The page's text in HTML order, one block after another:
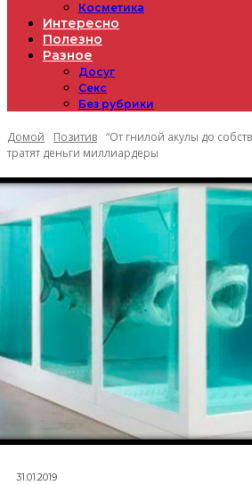
Косметика
Интересно
Полезно
Разное
Досуг
Секс
Без рубрики
Домой Позитив “От гнилой акулы до
тратят деньги миллиардеры
31.01.2019